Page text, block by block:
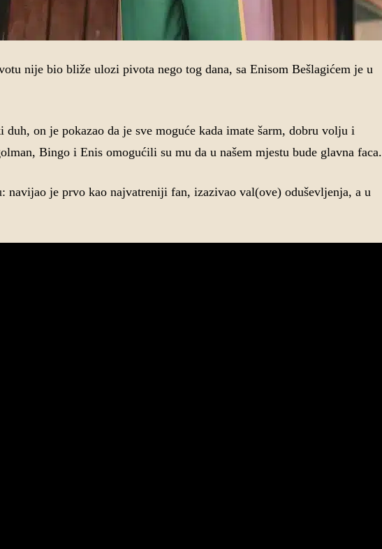
nije bio bliže ulozi pivota nego tog dana, sa Enisom Bešlagićem je u
on je pokazao da je sve moguće kada imate šarm, dobru volju i
Bingo i Enis omogućili su mu da u našem mjestu bude glavna faca.
navijao je prvo kao najvatreniji fan, izazivao val(ove) oduševljenja, a u